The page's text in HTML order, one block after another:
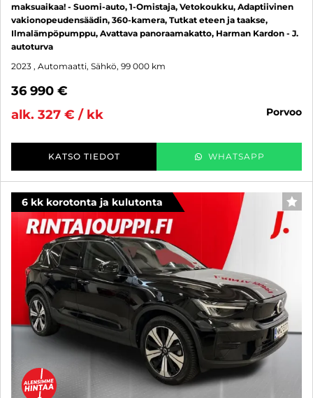
maksuaikaa! - Suomi-auto, 1-Omistaja, Vetokoukku, Adaptiivinen
vakionopeudensäädin, 360-kamera, Tutkat eteen ja taakse,
Ilmalämpöpumppu, Avattava panoraamakatto, Harman Kardon - J.
autoturva
2023 , Automaatti, Sähkö, 99 000 km
36 990 €
alk. 327 € / kk
porvoo
KATSO TIEDOT WHATSAPP
6 kk korotonta ja kulutonta